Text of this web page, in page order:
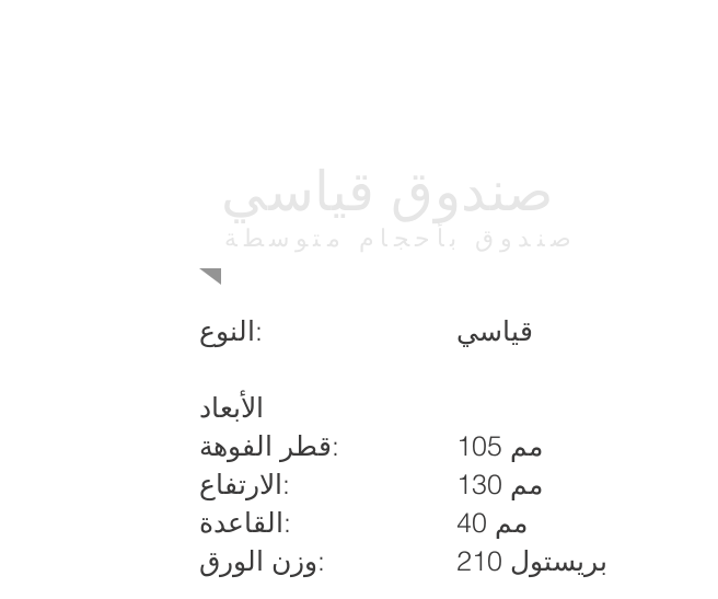
صندوق قياسي
صندوق بأحجام متوسطة
النوع:
الأبعاد
قطر الفوهة:
الارتفاع:
القاعدة:
وزن الورق:
قياسي
105 مم
130 مم
40 مم
210 بريستول